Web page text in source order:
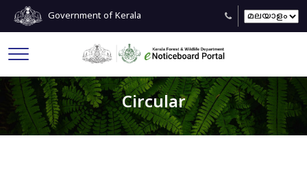
Government of Kerala
Circular